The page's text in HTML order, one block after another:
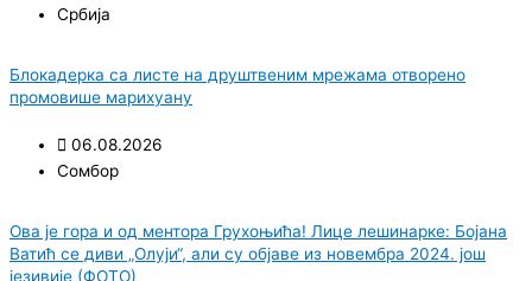
Србија
Блокадерка са листе на друштвеним мрежама отворено
промовише марихуану
06.08.2026
Сомбор
Ова је гора и од ментора Грухоњића! Лице лешинарке: Бојана
Ватић се диви „Олуји“, али су објаве из новембра 2024. још
језивије (ФОТО)